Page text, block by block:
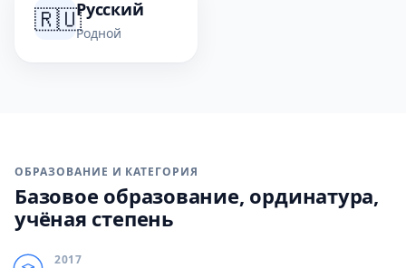
🇷🇺Русский
Родной
ОБРАЗОВАНИЕ И КАТЕГОРИЯ
Базовое образование, ординатура,
учёная степень
2017